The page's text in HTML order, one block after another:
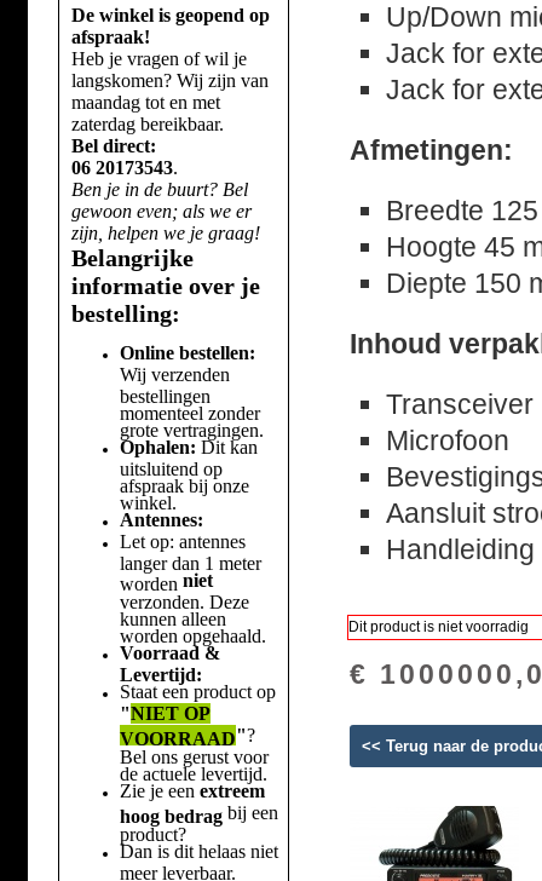
De winkel is geopend op
afspraak!
Heb je vragen of wil je
langskomen? Wij zijn van
maandag tot en met
zaterdag bereikbaar.
Bel direct:
06 20173543.
Ben je in de buurt? Bel
gewoon even; als we er
zijn, helpen we je graag!
Belangrijke
informatie over je
bestelling:
Online bestellen:
Wij verzenden
bestellingen
momenteel zonder
grote vertragingen.
Ophalen: Dit kan
uitsluitend op
afspraak bij onze
winkel.
Antennes:
Let op: antennes
langer dan 1 meter
worden niet
verzonden. Deze
kunnen alleen
worden opgehaald.
Voorraad &
Levertijd:
Staat een product op
"NIET OP
VOORRAAD"?
Bel ons gerust voor
de actuele levertijd.
Zie je een extreem
hoog bedragbij een
product?
Dan is dit helaas niet
meer leverbaar.
Up/Down
Jack for
Jack for
Afmetingen:
Breedte
Hoogte 45
Diepte 150
Inhoud
Transceiver
Microfoon
Aansluit
Handleiding
Dit product is niet voorradig
€
<< Terug naar de